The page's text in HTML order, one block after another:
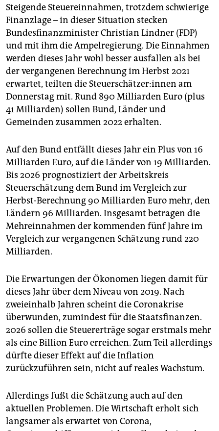
genossenschaft
epaper login
Steigende Steuereinnahmen, trotzdem schwierige
Finanzlage – in dieser Situation stecken
Bundesfinanzminister Christian Lindner (FDP)
und mit ihm die Ampelregierung. Die Einnahmen
werden dieses Jahr wohl besser ausfallen als bei
der vergangenen Berechnung im Herbst 2021
erwartet, teilten die Steu­er­schät­ze­r:in­nen am
Donnerstag mit. Rund 890 Milliarden Euro (plus
41 Milliarden) sollen Bund, Länder und
Gemeinden zusammen 2022 erhalten.
Auf den Bund entfällt dieses Jahr ein Plus von 16
Milliarden Euro, auf die Länder von 19 Milliarden.
Bis 2026 prognostiziert der Arbeitskreis
Steuerschätzung dem Bund im Vergleich zur
Herbst-Berechnung 90 Milliarden Euro mehr, den
Ländern 96 Milliarden. Insgesamt betragen die
Mehreinnahmen der kommenden fünf Jahre im
Vergleich zur vergangenen Schätzung rund 220
Milliarden.
Die Erwartungen der Ökonomen liegen damit für
dieses Jahr über dem Niveau von 2019. Nach
zweieinhalb Jahren scheint die Coronakrise
überwunden, zumindest für die Staatsfinanzen.
2026 sollen die Steuererträge sogar erstmals mehr
als eine Billion Euro erreichen. Zum Teil allerdings
dürfte dieser Effekt auf die Inflation
zurückzuführen sein, nicht auf reales Wachstum.
Allerdings fußt die Schätzung auch auf den
aktuellen Problemen. Die Wirtschaft erholt sich
langsamer als erwartet von Corona,